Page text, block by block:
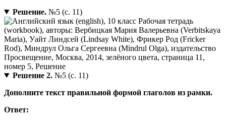
Решение.№5 (с. 11)
Решение 2.№5 (с. 11)
Дополните текст правильной формой глаголов из рамки.
Ответ: